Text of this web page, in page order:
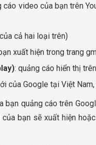
cáo video của bạn trên
cả hai loại trên)
xuất hiện trong trang
: quảng cáo hiển thị
của Google tại Việt
bạn quảng cáo trên
bạn sẽ xuất hiện